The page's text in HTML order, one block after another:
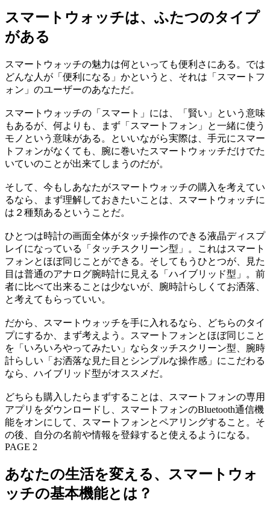
スマートウォッチは、ふたつのタイプ
がある
スマートウォッチの魅力は何といっても便利さにある。では
どんな人が「便利になる」かというと、それは「スマートフ
ォン」のユーザーのあなただ。
スマートウォッチの「スマート」には、「賢い」という意味
もあるが、何よりも、まず「スマートフォン」と一緒に使う
モノという意味がある。といいながら実際は、手元にスマー
トフォンがなくても、腕に巻いたスマートウォッチだけでた
いていのことが出来てしまうのだが。
そして、今もしあなたがスマートウォッチの購入を考えてい
るなら、まず理解しておきたいことは、スマートウォッチに
は２種類あるということだ。
ひとつは時計の画面全体がタッチ操作のできる液晶ディスプ
レイになっている「タッチスクリーン型」。これはスマート
フォンとほぼ同じことができる。そしてもうひとつが、見た
目は普通のアナログ腕時計に見える「ハイブリッド型」。前
者に比べて出来ることは少ないが、腕時計らしくてお洒落、
と考えてもらっていい。
だから、スマートウォッチを手に入れるなら、どちらのタイ
プにするか、まず考えよう。スマートフォンとほぼ同じこと
を「いろいろやってみたい」ならタッチスクリーン型、腕時
計らしい「お洒落な見た目とシンプルな操作感」にこだわる
なら、ハイブリッド型がオススメだ。
どちらも購入したらまずすることは、スマートフォンの専用
アプリをダウンロードし、スマートフォンのBluetooth通信機
能をオンにして、スマートフォンとペアリングすること。そ
の後、自分の名前や情報を登録すると使えるようになる。
PAGE 2
あなたの生活を変える、スマートウォ
ッチの基本機能とは？